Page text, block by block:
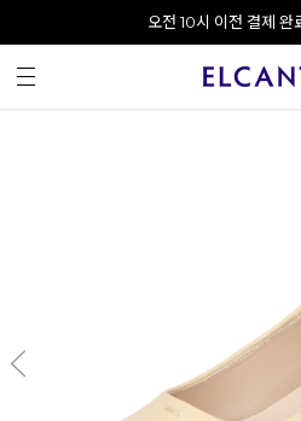
오전 10시 이전 결제 완